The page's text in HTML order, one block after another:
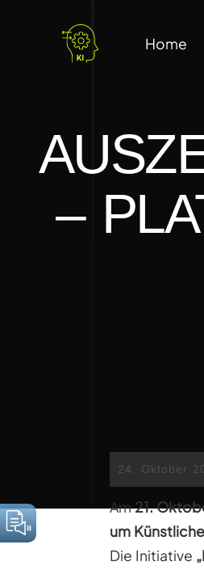
Home
–
24. Oktober
Am21.
um
Die Initiative